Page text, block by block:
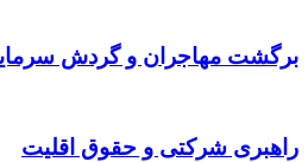
برگشت مهاجران و گردش
راهبری شرکتی و حقوق اقلیت